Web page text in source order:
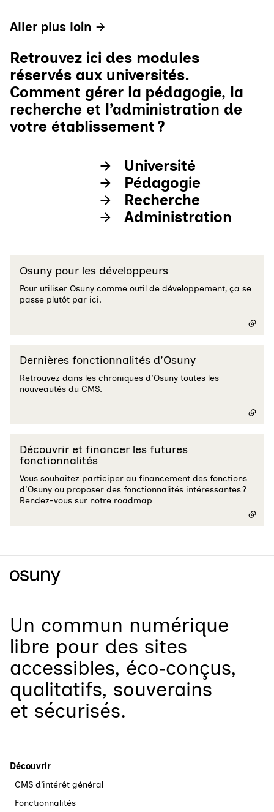
Aller plus loin
Retrouvez ici des modules
réservés aux universités.
Comment gérer la pédagogie, la
recherche et l’administration de
votre établissement ?
Université
Pédagogie
Recherche
Administration
Osuny pour les développeurs
Pour utiliser Osuny comme outil de développement, ça se
passe plutôt par ici.
Dernières fonctionnalités d'Osuny
Retrouvez dans les chroniques d'Osuny toutes les
nouveautés du CMS.
Découvrir et financer les futures
fonctionnalités
Vous souhaitez participer au financement des fonctions
d'Osuny ou proposer des fonctionnalités intéressantes ?
Rendez-vous sur notre roadmap
Un commun numérique
libre pour des sites
accessibles, éco‑conçus,
qualitatifs, souverains
et sécurisés.
Découvrir
CMS d’intérêt général
Fonctionnalités